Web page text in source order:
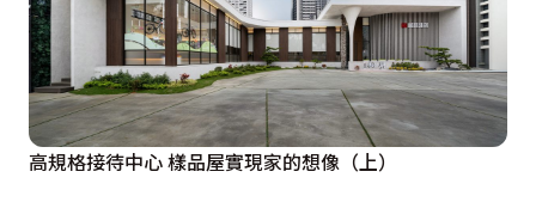
高規格接待中心 樣品屋實現家的想像（上）